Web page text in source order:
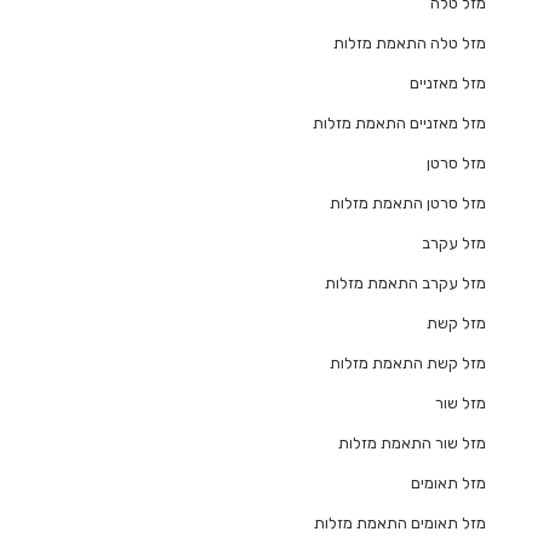
מזל טלה התאמת מזלות
מזל מאזניים
מזל מאזניים התאמת מזלות
מזל סרטן
מזל סרטן התאמת מזלות
מזל עקרב
מזל עקרב התאמת מזלות
מזל קשת
מזל קשת התאמת מזלות
מזל שור
מזל שור התאמת מזלות
מזל תאומים
מזל תאומים התאמת מזלות